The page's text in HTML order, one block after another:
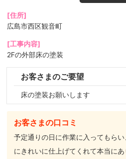
[住所]
広島市西区観音町
[工事内容]
2Fの外部床の塗装
お客さまのご要望
床の塗装お願いします
お客さまの口コミ
予定通りの日に作業に入ってもら
にきれいに仕上げてくれて本当にあ